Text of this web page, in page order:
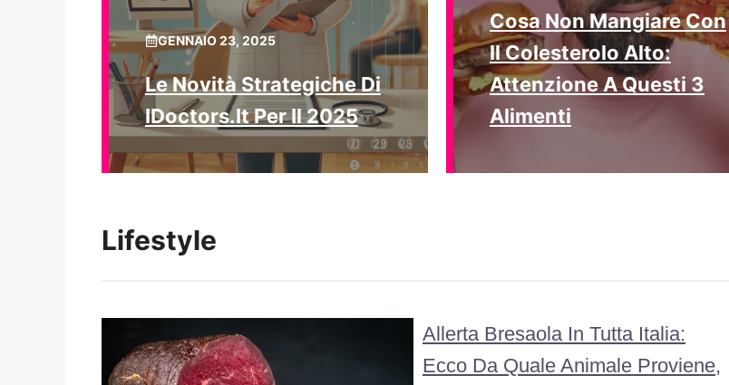
GENNAIO 23, 2025
Le Novità Strategiche Di
IDoctors.it Per Il 2025
Cosa Non Mangiare Con
Il Colesterolo Alto:
Attenzione A Questi 3
Alimenti
Lifestyle
Allerta Bresaola In Tutta Italia:
Ecco Da Quale Animale Proviene,